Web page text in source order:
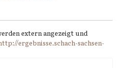
extern angezeigt und
ergebnisse.schach-sachsen-